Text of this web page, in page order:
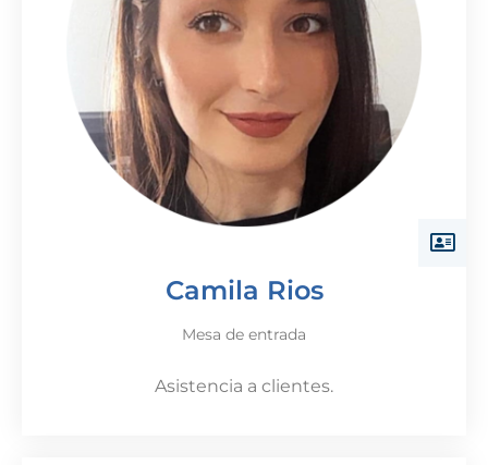
Camila Rios
Mesa de entrada
Asistencia a clientes.